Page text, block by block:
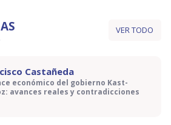
VER TODO
Castañeda
económico del gobierno Kast-
avances reales y contradicciones